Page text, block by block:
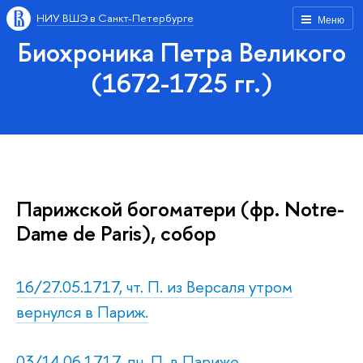
Меню
НИУ ВШЭ в Санкт-Петербурге
Биохроника Петра Великого
(1672-1725 гг.)
Парижской богоматери (фр. Notre-
Dame de Paris), собор
16/27.05.1717, чт. П. из Версаля утром
вернулся в Париж.